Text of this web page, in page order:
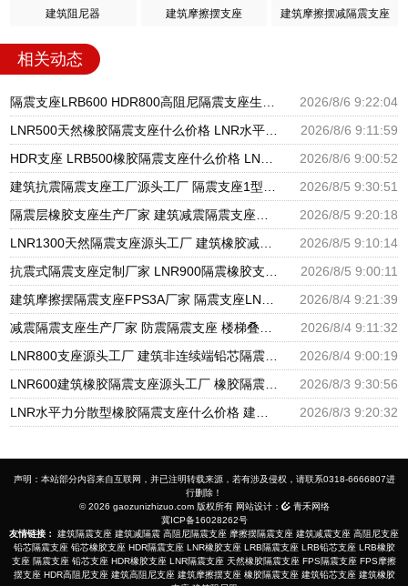
建筑阻尼器 建筑摩擦摆支座 建筑摩擦摆减隔震支座
相关动态
隔震支座LRB600 HDR800高阻尼隔震支座生产厂家 建筑橡胶隔震支座LNRD420源头工厂
2026/8/6 9:22:04
LNR500天然橡胶隔震支座什么价格 LNR水平力分散隔震支座源头工厂 建筑铅芯隔振支座
2026/8/6 9:11:59
HDR支座 LRB500橡胶隔震支座什么价格 LNR900隔震支座
2026/8/6 9:00:52
建筑抗震隔震支座工厂源头工厂 隔震支座1型厂家 500%隔震支座源头工厂
2026/8/5 9:30:51
隔震层橡胶支座生产厂家 建筑减震隔震支座工厂厂家 摩擦摆减隔震型支座生产厂家
2026/8/5 9:20:18
LNR1300天然隔震支座源头工厂 建筑橡胶减隔震支座 抗震支座厂家电话
2026/8/5 9:10:14
抗震式隔震支座定制厂家 LNR900隔震橡胶支座 LNR(H)D370*127橡胶隔震支座生产厂家
2026/8/5 9:00:11
建筑摩擦摆隔震支座FPS3A厂家 隔震支座LNR-700报价 建筑橡胶铅芯支座源头工厂
2026/8/4 9:21:39
减震隔震支座生产厂家 防震隔震支座 楼梯叠层橡胶隔震支座
2026/8/4 9:11:32
LNR800支座源头工厂 建筑非连续端铅芯隔震支座源头工厂 抗震减振支座
2026/8/4 9:00:19
LNR600建筑橡胶隔震支座源头工厂 橡胶隔震支座加工厂家 铅芯隔震支座厂家
2026/8/3 9:30:56
LNR水平力分散型橡胶隔震支座什么价格 建筑抗震式橡胶隔震支座定制 隔震支座LRB1200
2026/8/3 9:20:32
声明：本站部分内容来自互联网，并已注明转载来源，若有涉及侵权，请联系0318-6666807进
行删除！
© 2026 gaozunizhizuo.com 版权所有 网站设计：
青禾网络
冀ICP备16028262号
友情链接：
建筑隔震支座 建筑减隔震 高阻尼隔震支座 摩擦摆隔震支座 建筑减震支座 高阻尼支座
铅芯隔震支座 铅芯橡胶支座 HDR隔震支座 LNR橡胶支座 LRB隔震支座 LRB铅芯支座 LRB橡胶
支座 隔震支座 铅芯支座 HDR橡胶支座 LNR隔震支座 天然橡胶隔震支座 FPS隔震支座 FPS摩擦
摆支座 HDR高阻尼支座 建筑高阻尼支座 建筑摩擦摆支座 橡胶隔震支座 建筑铅芯支座 建筑橡胶